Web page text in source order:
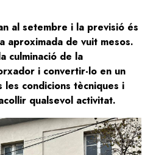
al setembre i la previsió és
aproximada de vuit mesos.
culminació de la
i convertir-lo en un
les condicions tècniques i
qualsevol activitat.